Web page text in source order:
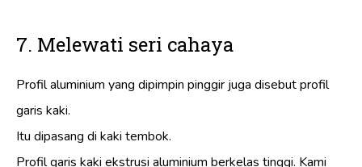
7. Melewati seri cahaya
Profil aluminium yang dipimpin pinggir juga disebut profil
garis kaki.
Itu dipasang di kaki tembok.
Profil garis kaki ekstrusi aluminium berkelas tinggi. Kami